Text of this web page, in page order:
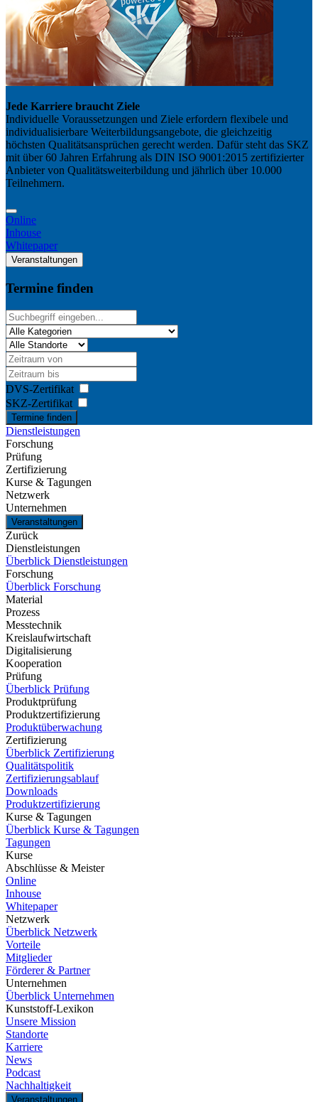
Jede Karriere braucht Ziele
Individuelle Voraussetzungen und Ziele erfordern flexibele und
individualisierbare Weiterbildungsangebote, die gleichzeitig
höchsten Qualitätsansprüchen gerecht werden. Dafür steht das SKZ
mit über 60 Jahren Erfahrung als DIN ISO 9001:2015 zertifizierter
Anbieter von Qualitätsweiterbildung und jährlich über 10.000
Teilnehmern.
Online
Inhouse
Whitepaper
Veranstaltungen
Termine finden
DVS-Zertifikat
SKZ-Zertifikat
Termine finden
Dienstleistungen
Forschung
Prüfung
Zertifizierung
Kurse & Tagungen
Netzwerk
Unternehmen
Veranstaltungen
Zurück
Dienstleistungen
Überblick Dienstleistungen
Forschung
Überblick Forschung
Material
Prozess
Messtechnik
Kreislaufwirtschaft
Digitalisierung
Kooperation
Prüfung
Überblick Prüfung
Produktprüfung
Produktzertifizierung
Produktüberwachung
Zertifizierung
Überblick Zertifizierung
Qualitätspolitik
Zertifizierungsablauf
Downloads
Produktzertifizierung
Kurse & Tagungen
Überblick Kurse & Tagungen
Tagungen
Kurse
Abschlüsse & Meister
Online
Inhouse
Whitepaper
Netzwerk
Überblick Netzwerk
Vorteile
Mitglieder
Förderer & Partner
Unternehmen
Überblick Unternehmen
Kunststoff-Lexikon
Unsere Mission
Standorte
Karriere
News
Podcast
Nachhaltigkeit
Veranstaltungen